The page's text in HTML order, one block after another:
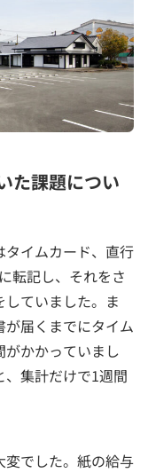
た課題につい
タイムカード、直行
転記し、それをさ
ていました。ま
届くまでにタイム
かかっていまし
集計だけで1週間
変でした。紙の給与